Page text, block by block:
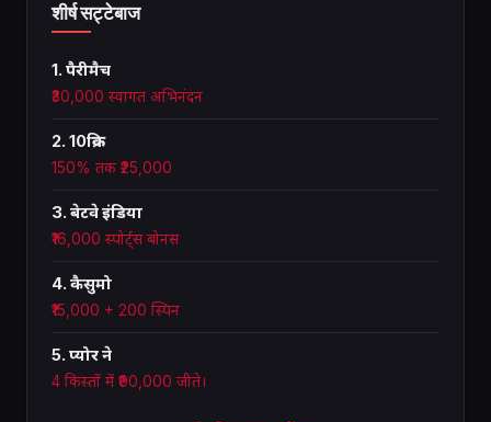
शीर्ष सट्टेबाज
1. पैरीमैच
₹30,000 स्वागत अभिनंदन
2. 10क्रिक
150% तक ₹25,000
3. बेटवे इंडिया
₹16,000 स्पोर्ट्स बोनस
4. कैसुमो
₹15,000 + 200 स्पिन
5. प्योर ने
4 किस्तों में ₹90,000 जीते।